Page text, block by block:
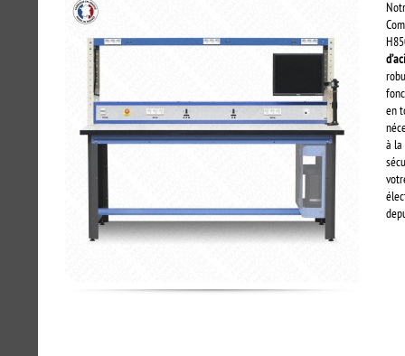
en
à la